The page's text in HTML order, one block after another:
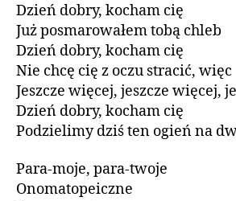
Dzień dobry, kocham cię
Już posmarowałem tobą chleb
Dzień dobry, kocham cię
Nie chcę cię z oczu stracić, więc
Jeszcze więcej, jeszcze więcej,
Dzień dobry, kocham cię
Podzielimy dziś ten ogień na
Para-moje, para-twoje
Onomatopeiczne